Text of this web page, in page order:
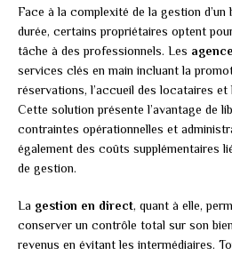
Face à la complexité de la gestion
durée, certains propriétaires optent
tâche à des professionnels. Les
services clés en main incluant la
réservations, l’accueil des locataires et
Cette solution présente l’avantage de
contraintes opérationnelles et
également des coûts supplémentaires
de gestion.
La gestion en direct, quant à elle,
conserver un contrôle total sur son
revenus en évitant les intermédiaires.